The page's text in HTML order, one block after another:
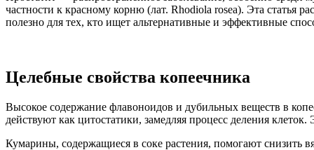
частности к красному корню (лат. Rhodiola rosea). Эта статья
полезно для тех, кто ищет альтернативные и эффективные
Целебные свойства копеечника
Высокое содержание флавоноидов и дубильных веществ в
действуют как цитостатики, замедляя процесс деления
Кумарины, содержащиеся в соке растения, помогают снизить